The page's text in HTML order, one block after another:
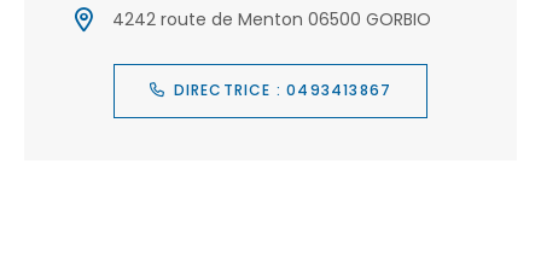
4242 route de Menton 06500 GORBIO
DIRECTRICE : 0493413867